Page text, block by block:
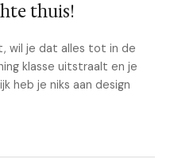
thuis!
wil je dat alles tot in de
klasse uitstraalt en je
heb je niks aan design